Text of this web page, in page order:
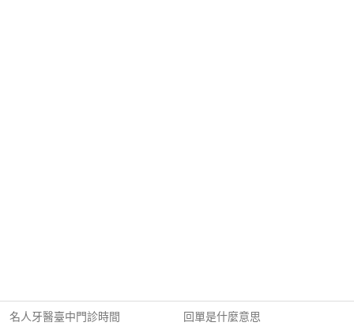
名人牙醫臺中門診時間 回單是什麼意思